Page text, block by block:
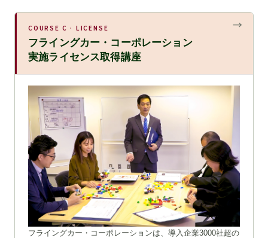
COURSE C · LICENSE
フライングカー・コーポレーション
実施ライセンス取得講座
フライングカー・コーポレーションは、導入企業3000社超の